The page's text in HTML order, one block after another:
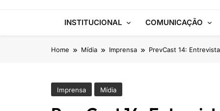
ANFIP Nacional
INSTITUCIONAL COMUNICAÇÃO
Home Mídia Imprensa PrevCast 14:
Imprensa Mídia